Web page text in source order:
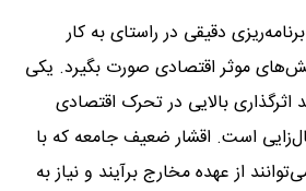
دقیقی در راستای به کار
موثر اقتصادی صورت بگیرد. یکی
بالایی در تحرک اقتصادی
است. اقشار ضعیف جامعه که با
از عهده مخارج برآیند و نیاز به